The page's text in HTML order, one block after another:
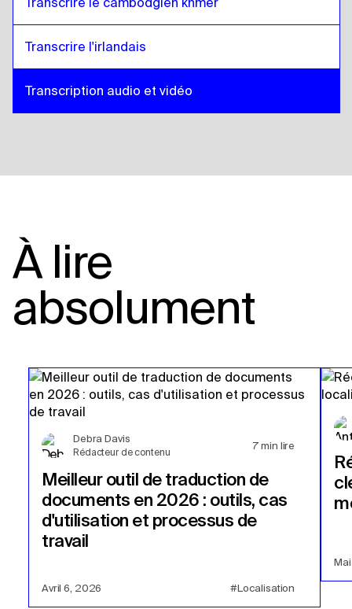
Transcrire l'irlandais
Transcription audio et vidéo
À lire
absolument
Debra Davis
Rédacteur de contenu
7 min lire
Meilleur outil de traduction de
documents en 2026 : outils, cas
d'utilisation et processus de
travail
Avril 6, 2026 #Localisation